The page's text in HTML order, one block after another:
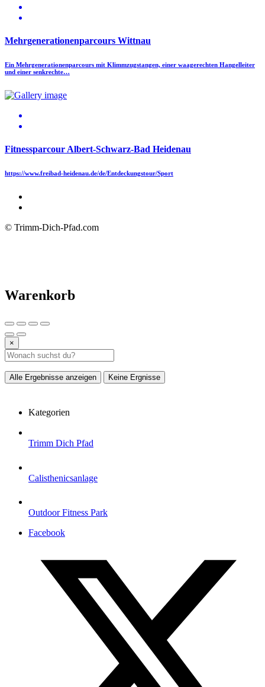
Mehrgenerationenparcours Wittnau
Ein Mehrgenerationenparcours mit Klimmzugstangen, einer waagerechten Hangelleiter
und einer senkrechte…
Fitnessparcour Albert-Schwarz-Bad Heidenau
https://www.freibad-heidenau.de/de/Entdeckungstour/Sport
© Trimm-Dich-Pfad.com
Warenkorb
×
Alle Ergebnisse anzeigen Keine Ergnisse
Kategorien
Trimm Dich Pfad
Calisthenicsanlage
Outdoor Fitness Park
Facebook